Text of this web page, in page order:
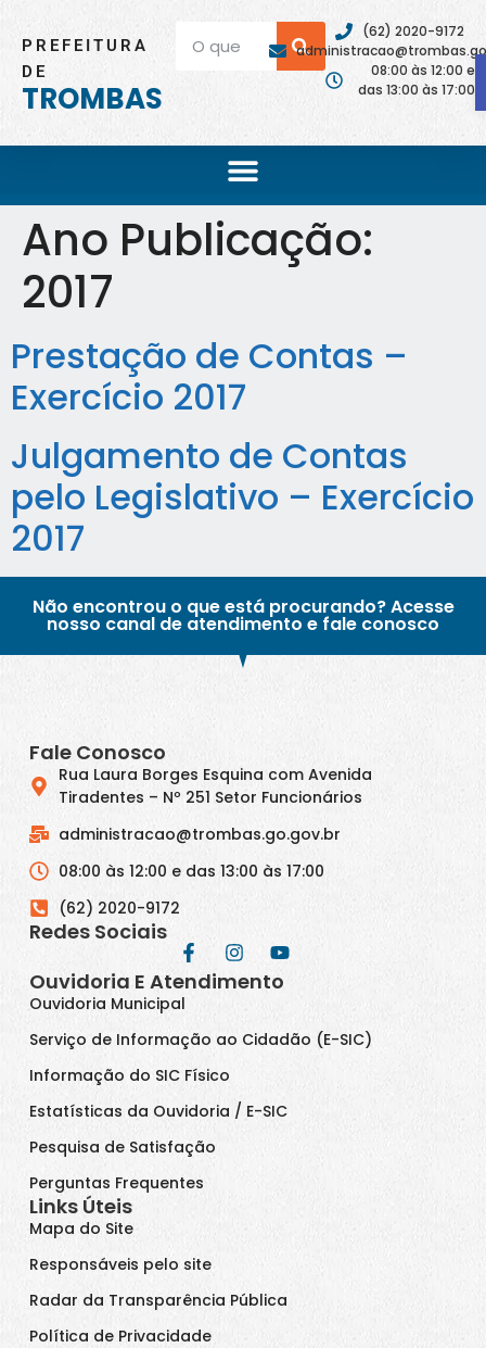
PREFEITURA
DE
TROMBAS
(62) 2020-9172
08:00 às 12:00 e
das 13:00 às 17:00
Ano Publicação:
2017
Prestação de Contas –
Exercício 2017
Julgamento de Contas
pelo Legislativo – Exercício
2017
Não encontrou o que está procurando? Acesse
nosso canal de atendimento e fale conosco
Fale Conosco
Rua Laura Borges Esquina com Avenida
Tiradentes – Nº 251 Setor Funcionários
administracao@trombas.go.gov.br
08:00 às 12:00 e das 13:00 às 17:00
(62) 2020-9172
Redes Sociais
Ouvidoria E Atendimento
Ouvidoria Municipal
Serviço de Informação ao Cidadão (E-SIC)
Informação do SIC Físico
Estatísticas da Ouvidoria / E-SIC
Pesquisa de Satisfação
Perguntas Frequentes
Links Úteis
Mapa do Site
Responsáveis pelo site
Radar da Transparência Pública
Política de Privacidade